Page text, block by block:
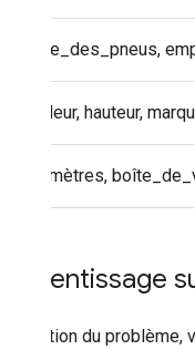
Taille_des_pneus,
Couleur, hauteur,
Kilomètres,
Apprentissage
En fonction du